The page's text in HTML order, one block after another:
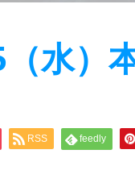
水）
RSS feedly